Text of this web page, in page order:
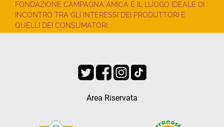
FONDAZIONE CAMPAGNA AMICA È IL LUOGO IDEALE DI
INCONTRO TRA GLI INTERESSI DEI PRODUTTORI E
QUELLI DEI CONSUMATORI.
Area Riservata